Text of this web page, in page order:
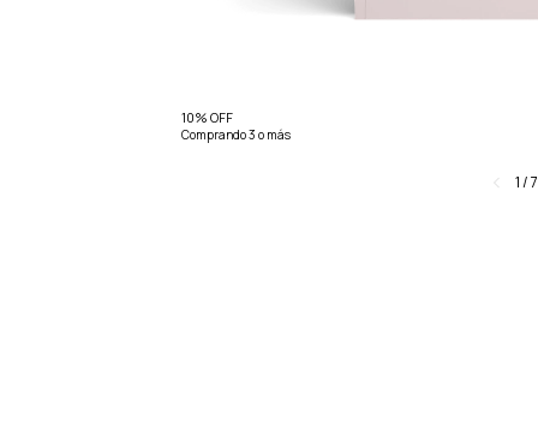
10% OFF
Comprando 3 o más
1/7